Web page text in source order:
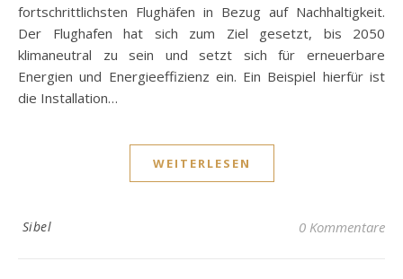
fortschrittlichsten Flughäfen in Bezug auf Nachhaltigkeit.
Der Flughafen hat sich zum Ziel gesetzt, bis 2050
klimaneutral zu sein und setzt sich für erneuerbare
Energien und Energieeffizienz ein. Ein Beispiel hierfür ist
die Installation…
WEITERLESEN
Sibel 0 Kommentare